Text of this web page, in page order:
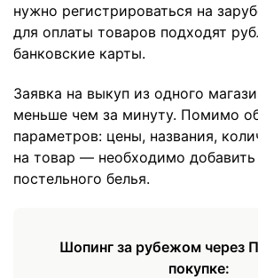
нужно регистрироваться на
для оплаты товаров подходят
банковские карты.
Заявка на выкуп из одного
меньше чем за минуту. Помимо
параметров: цены, названия,
на товар — необходимо
постельного белья.
Шопинг за рубежом через
покупке: